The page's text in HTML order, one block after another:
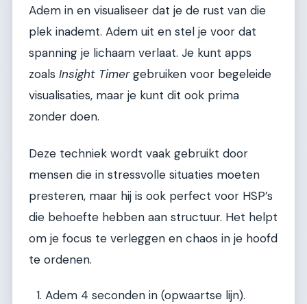
Adem in en visualiseer dat je de rust van die
plek inademt. Adem uit en stel je voor dat
spanning je lichaam verlaat. Je kunt apps
zoals Insight Timergebruiken voor begeleide
visualisaties, maar je kunt dit ook prima
zonder doen.
Deze techniek wordt vaak gebruikt door
mensen die in stressvolle situaties moeten
presteren, maar hij is ook perfect voor HSP’s
die behoefte hebben aan structuur. Het helpt
om je focus te verleggen en chaos in je hoofd
te ordenen.
Adem 4 seconden in (opwaartse lijn).